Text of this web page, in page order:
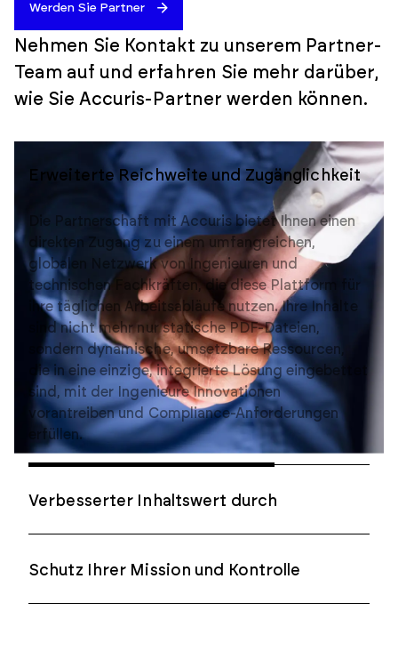
Werden Sie Partner
Nehmen Sie Kontakt zu unserem Partner-
Team auf und erfahren Sie mehr darüber,
wie Sie Accuris-Partner werden können.
Erweiterte Reichweite und Zugänglichkeit
Verbesserter Inhaltswert durch
Technologie
Automatische Veraltungswarnungen in der PLM-
Umgebung benachrichtigen die Konstruktions-
und Beschaffungsteams in Echtzeit, wenn
Komponenten das Ende ihrer Lebensdauer (EOL)
erreichen oder kurz davor stehen.